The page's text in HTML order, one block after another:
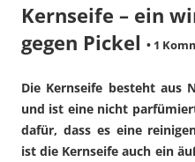
Kernseife – ein
gegen Pickel • 1
Die Kernseife besteht aus
und ist eine nicht
dafür, dass es eine
ist die Kernseife auch ein